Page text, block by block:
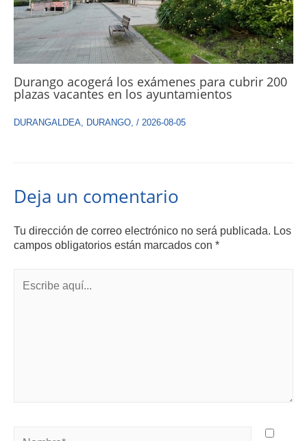
Durango acogerá los exámenes para cubrir 200
plazas vacantes en los ayuntamientos
DURANGALDEA, DURANGO, / 2026-08-05
Deja un comentario
Tu dirección de correo electrónico no será publicada. Los
campos obligatorios están marcados con *